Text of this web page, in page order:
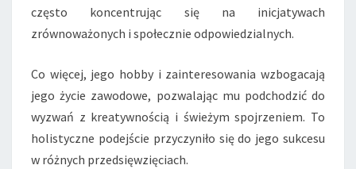
często koncentrując się na inicjatywach
zrównoważonych i społecznie odpowiedzialnych.
Co więcej, jego hobby i zainteresowania wzbogacają
jego życie zawodowe, pozwalając mu podchodzić do
wyzwań z kreatywnością i świeżym spojrzeniem. To
holistyczne podejście przyczyniło się do jego sukcesu
w różnych przedsięwzięciach.